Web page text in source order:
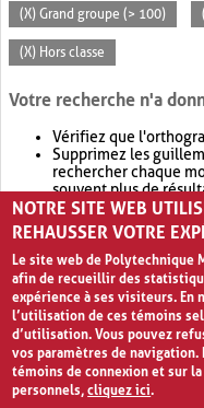
(X) Grand groupe (> 100)
(X) Hors classe
Votre recherche n'a
Vérifiez que
Supprimez les
rechercher chaque
souvent plus de
Envisagez d'élargir
retournera souvent
NOTRE SITE WEB
REHAUSSER VOTRE
Le site web de Polytechnique
afin de recueillir des
expérience à ses visiteurs. En
l’utilisation de ces témoins
d’utilisation. Vous pouvez
vos paramètres de navigation.
témoins de connexion et sur
personnels,cliquez ici.